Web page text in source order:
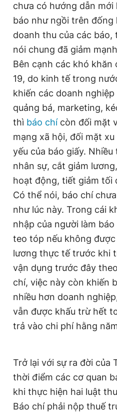
Đọc Thanh Niên trên điện
Theo dõi báo trên
Hotline
0906 645 777
Đặt báo Quảng cáo RSS
Tổng biên tập: Nguyễn Ngọc
Phó tổng biên tập thường trực:
Phó tổng biên tập: Lâm Hiếu Dũng
Phó tổng biên tập: Trần Việt
Tổng thư ký tòa soạn: Đức Trung
Giấy phép xuất bản số 110/GP -
© 2003-2026 Bản quyền thuộc
chép dưới mọi hình thức nếu
bản. Phát triển bởi ePi
chưa có hướng dẫn mới
báo như ngồi trên đống
doanh thu của các báo,
nói chung đã giảm
Bên cạnh các khó
19, do kinh tế trong
khiến các doanh
quảng bá, marketing,
thì báo chí còn đối mặt
mạng xã hội, đối mặt
yếu của báo giấy.
nhân sự, cắt giảm
hoạt động, tiết giảm tối
Có thể nói, báo chí
như lúc này. Trong cái
nhập của người làm
teo tóp nếu không
lương thực tế trước khi
vận dụng trước đây
chí, việc này còn khiến
nhiều hơn doanh
vẫn được khấu trừ hết
trả vào chi phí hằng
Trở lại với sự ra đời của
thời điểm các cơ quan
khi thực hiện hai luật
Báo chí phải nộp thuế